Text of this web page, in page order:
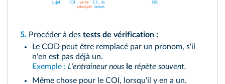
5. Procéder à des tests de vérification :
Le COD peut être remplacé par un pronom, s'il
n'en est pas déjà un.
Exemple : L'entraineur nous le répète souvent.
Même chose pour le COI, lorsqu'il y en a un.